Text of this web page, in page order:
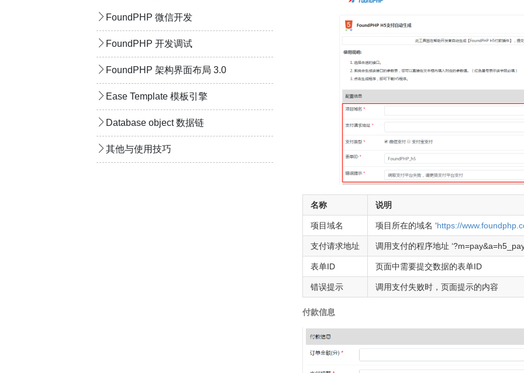
FoundPHP 微信开发
FoundPHP 开发调试
FoundPHP 架构界面布局 3.0
Ease Template 模板引擎
Database object 数据链
其他与使用技巧
名称 说明
项目域名 项目所在的域名 ‘https://
支付请求地址 调用支付的程序地址
表单ID 页面中需要提交数据的表单ID
错误提示 调用支付失败时，页面提示的内容
付款信息